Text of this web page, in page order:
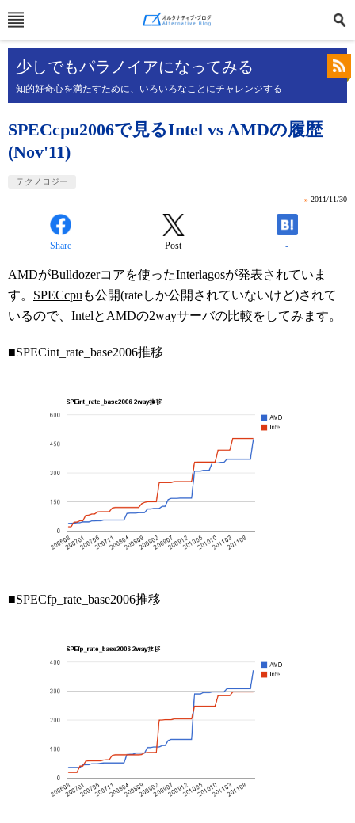
少しでもパラノイアになってみる
知的好奇心を満たすために、いろいろなことにチャレンジする
SPECcpu2006で見るIntel vs AMDの履歴
(Nov'11)
テクノロジー
» 2011/11/30
Share Post -
AMDがBulldozerコアを使ったInterlagosが発表されていま
す。 SPECcpu も公開(rateしか公開されていないけど)されて
いるので、IntelとAMDの2wayサーバの比較をしてみます。
■SPECint_rate_base2006推移
■SPECfp_rate_base2006推移